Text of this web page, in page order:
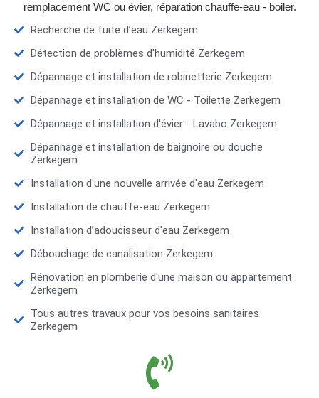
remplacement WC ou évier, réparation chauffe-eau - boiler.
Recherche de fuite d’eau Zerkegem
Détection de problèmes d'humidité Zerkegem
Dépannage et installation de robinetterie Zerkegem
Dépannage et installation de WC - Toilette Zerkegem
Dépannage et installation d'évier - Lavabo Zerkegem
Dépannage et installation de baignoire ou douche
Zerkegem
Installation d'une nouvelle arrivée d'eau Zerkegem
Installation de chauffe-eau Zerkegem
Installation d’adoucisseur d'eau Zerkegem
Débouchage de canalisation Zerkegem
Rénovation en plomberie d'une maison ou appartement
Zerkegem
Tous autres travaux pour vos besoins sanitaires
Zerkegem